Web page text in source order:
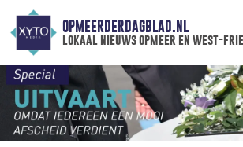
OPMEERDERDAGBLAD.NL
lokaal nieuws opmeer en west-